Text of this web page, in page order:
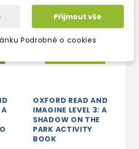
OXFORD READ AND
IMAGINE LEVEL 3: A
SHADOW ON THE
PARK ACTIVITY
BOOK
Přijmout vše
Podrobně o cookies